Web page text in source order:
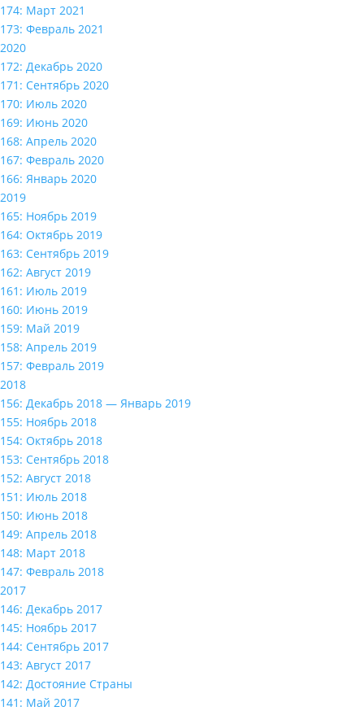
174: Март 2021
173: Февраль 2021
2020
172: Декабрь 2020
171: Сентябрь 2020
170: Июль 2020
169: Июнь 2020
168: Апрель 2020
167: Февраль 2020
166: Январь 2020
2019
165: Ноябрь 2019
164: Октябрь 2019
163: Сентябрь 2019
162: Август 2019
161: Июль 2019
160: Июнь 2019
159: Май 2019
158: Апрель 2019
157: Февраль 2019
2018
156: Декабрь 2018 — Январь 2019
155: Ноябрь 2018
154: Октябрь 2018
153: Сентябрь 2018
152: Август 2018
151: Июль 2018
150: Июнь 2018
149: Апрель 2018
148: Март 2018
147: Февраль 2018
2017
146: Декабрь 2017
145: Ноябрь 2017
144: Сентябрь 2017
143: Август 2017
142: Достояние Страны
141: Май 2017